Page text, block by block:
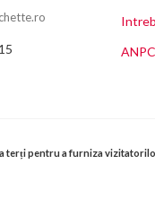
terți pentru a furniza
ANPC